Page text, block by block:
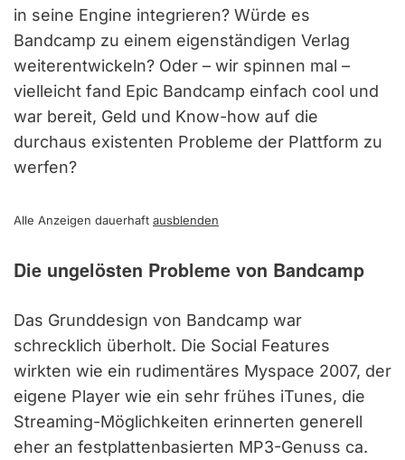
in seine Engine integrieren? Würde es
Bandcamp zu einem eigenständigen Verlag
weiterentwickeln? Oder – wir spinnen mal –
vielleicht fand Epic Bandcamp einfach cool und
war bereit, Geld und Know-how auf die
durchaus existenten Probleme der Plattform zu
werfen?
Alle Anzeigen dauerhaft ausblenden
Die ungelösten Probleme von Bandcamp
Das Grunddesign von Bandcamp war
schrecklich überholt. Die Social Features
wirkten wie ein rudimentäres Myspace 2007, der
eigene Player wie ein sehr frühes iTunes, die
Streaming-Möglichkeiten erinnerten generell
eher an festplattenbasierten MP3-Genuss ca.